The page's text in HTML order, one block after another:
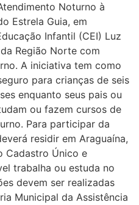
Noturno à
Estrela Guia, em
Infantil (CEI) Luz
Região Norte com
A iniciativa tem como
para crianças de seis
enquanto seus pais ou
ou fazem cursos de
Para participar da
residir em Araguaína,
Cadastro Único e
trabalha ou estuda no
devem ser realizadas
Municipal da Assistência